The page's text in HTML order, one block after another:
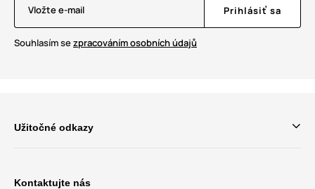
Vložte e-mail Prihlásiť sa
Souhlasím sezpracováním osobních údajů
Užitočné odkazy
Kontaktujte nás